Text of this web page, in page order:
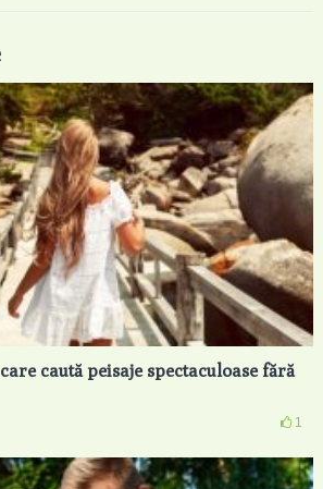
caută peisaje spectaculoase fără
1